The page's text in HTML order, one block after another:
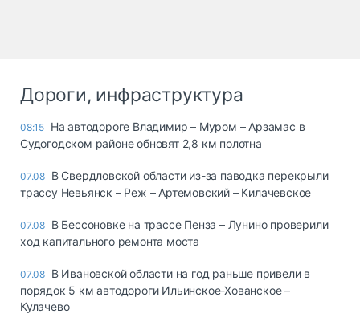
Дороги, инфраструктура
08:15 На автодороге Владимир – Муром – Арзамас в
Судогодском районе обновят 2,8 км полотна
07.08 В Свердловской области из-за паводка перекрыли
трассу Невьянск – Реж – Артемовский – Килачевское
07.08 В Бессоновке на трассе Пенза – Лунино проверили
ход капитального ремонта моста
07.08 В Ивановской области на год раньше привели в
порядок 5 км автодороги Ильинское-Хованское –
Кулачево